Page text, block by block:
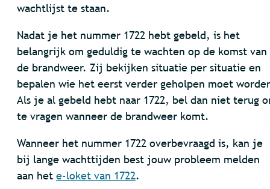
wachtlijst te staan.
Nadat je het nummer 1722 hebt gebeld, is het
belangrijk om geduldig te wachten op de komst van
de brandweer. Zij bekijken situatie per situatie en
bepalen wie het eerst verder geholpen moet
Als je al gebeld hebt naar 1722, bel dan niet terug
te vragen wanneer de brandweer komt.
Wanneer het nummer 1722 overbevraagd is, kan je
bij lange wachttijden best jouw probleem melden
aan het e-loket van 1722.